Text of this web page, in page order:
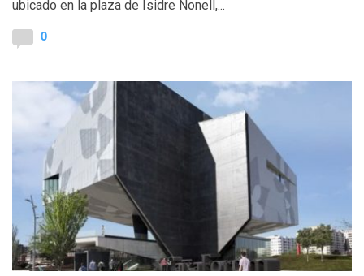
ubicado en la plaza de Isidre Nonell,...
0